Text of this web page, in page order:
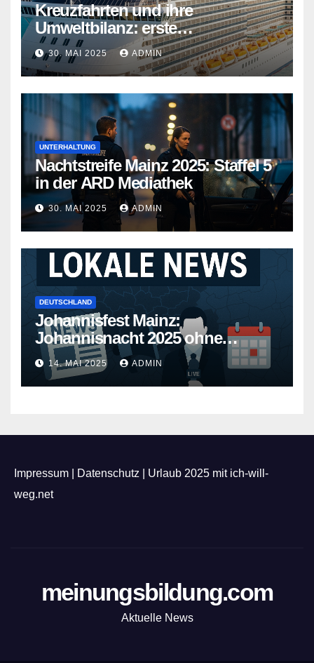
Kreuzfahrten und ihre
Umweltbilanz: erste
Kreuzfahrtschiffe gehen neue
Wege
30. MAI 2025 ADMIN
UNTERHALTUNG
Nachtstreife Mainz 2025: Staffel 5
in der ARD Mediathek
30. MAI 2025 ADMIN
DEUTSCHLAND
Johannisfest Mainz:
Johannisnacht 2025 ohne
Feuerwerk
14. MAI 2025 ADMIN
Impressum Datenschutz
Urlaub 2025 mit ich-will-
weg.net
meinungsbildung.com
Aktuelle News